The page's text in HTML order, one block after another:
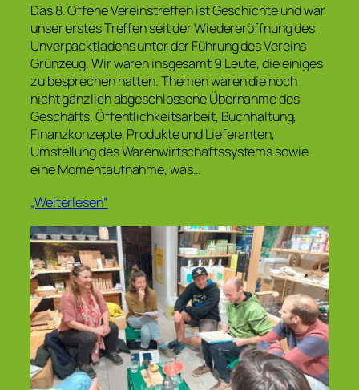
Das 8. Offene Vereinstreffen ist Geschichte und war
unser erstes Treffen seit der Wiedereröffnung des
Unverpacktladens unter der Führung des Vereins
Grünzeug. Wir waren insgesamt 9 Leute, die einiges
zu besprechen hatten. Themen waren die noch
nicht gänzlich abgeschlossene Übernahme des
Geschäfts, Öffentlichkeitsarbeit, Buchhaltung,
Finanzkonzepte, Produkte und Lieferanten,
Umstellung des Warenwirtschaftssystems sowie
eine Momentaufnahme, was…
„Weiterlesen“